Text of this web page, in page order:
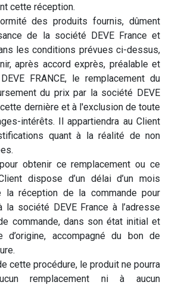
cette réception.
des produits fournis, dûment
de la société DEVE France et
les conditions prévues ci-dessus,
après accord exprès, préalable et
FRANCE, le remplacement du
du prix par la société DEVE
cette dernière et à l'exclusion de toute
intérêts. Il appartiendra au Client
quant à la réalité de non
obtenir ce remplacement ou ce
dispose d’un délai d’un mois
réception de la commande pour
la société DEVE France à l’adresse
commande, dans son état initial et
d’origine, accompagné du bon de
cette procédure, le produit ne pourra
remplacement ni à aucun